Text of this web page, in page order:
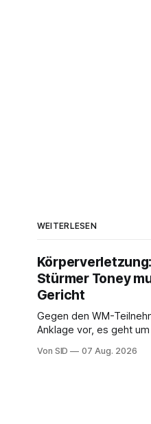
WEITERLESEN
Stürmer Toney
Gericht
Gegen den WM-
Anklage vor, es geht
Von SID 07 Aug. 2026